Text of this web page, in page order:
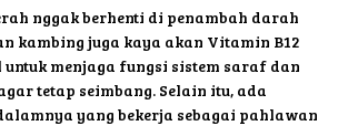
nggak berhenti di penambah darah
kambing juga kaya akan Vitamin B12
menjaga fungsi sistem saraf dan
tetap seimbang. Selain itu, ada
yang bekerja sebagai pahlawan